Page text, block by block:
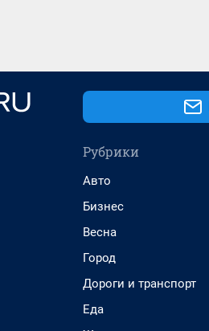
Рубрики
Авто
Бизнес
Весна
Город
Дороги и транспорт
Еда